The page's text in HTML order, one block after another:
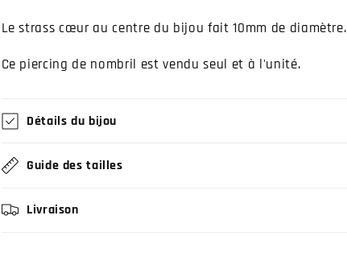
Le strass cœur au centre du bijou fait 10mm de diamètre.
Ce piercing de nombril est vendu seul et à l'unité.
Détails du bijou
Guide des tailles
Livraison